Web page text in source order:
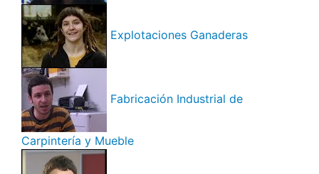
Explotaciones Ganaderas
Fabricación Industrial de
Carpintería y Mueble